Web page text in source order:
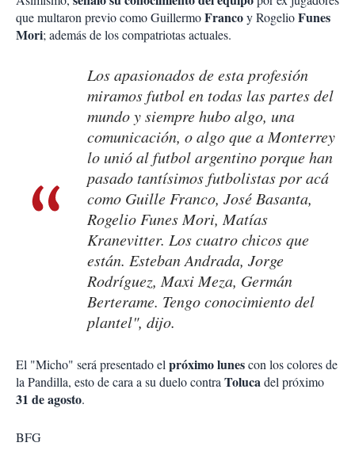
que multaron previo como GuillermoFrancoy RogelioFunes
Mori; además de los compatriotas actuales.
Los apasionados de esta profesión
miramos futbol en todas las partes del
mundo y siempre hubo algo, una
comunicación, o algo que a Monterrey
lo unió al futbol argentino porque han
pasado tantísimos futbolistas por acá
como Guille Franco, José Basanta,
Rogelio Funes Mori, Matías
Kranevitter. Los cuatro chicos que
están. Esteban Andrada, Jorge
Rodríguez, Maxi Meza, Germán
Berterame. Tengo conocimiento del
plantel", dijo.
El "Micho" será presentado elpróximo lunescon los colores de
la Pandilla, esto de cara a su duelo contraTolucadel próximo
31 de agosto.
BFG